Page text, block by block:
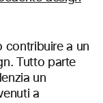
contribuire a un
Tutto parte
un
a